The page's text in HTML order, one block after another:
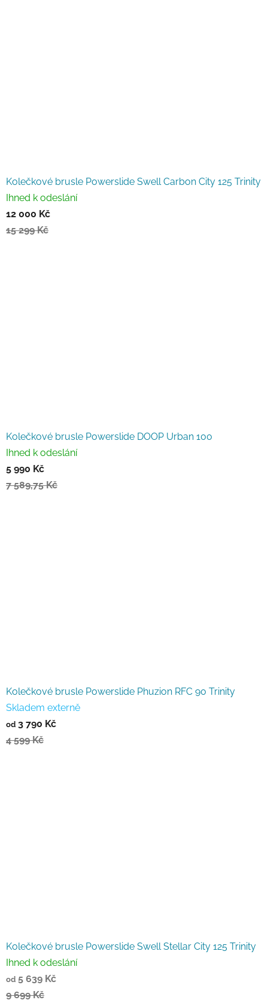
Kolečkové brusle Powerslide Swell Carbon City 125 Trinity
Ihned k odeslání
12 000 Kč
15 299 Kč
Kolečkové brusle Powerslide DOOP Urban 100
Ihned k odeslání
5 990 Kč
7 589,75 Kč
Kolečkové brusle Powerslide Phuzion RFC 90 Trinity
Skladem externě
od 3 790 Kč
4 599 Kč
Kolečkové brusle Powerslide Swell Stellar City 125 Trinity
Ihned k odeslání
od 5 639 Kč
9 699 Kč